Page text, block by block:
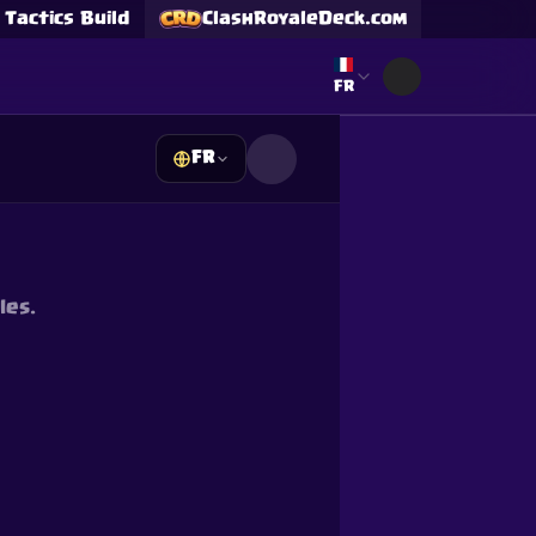
Build ClashRoyaleDeck.com
Select language
FR
FR
and Supercell